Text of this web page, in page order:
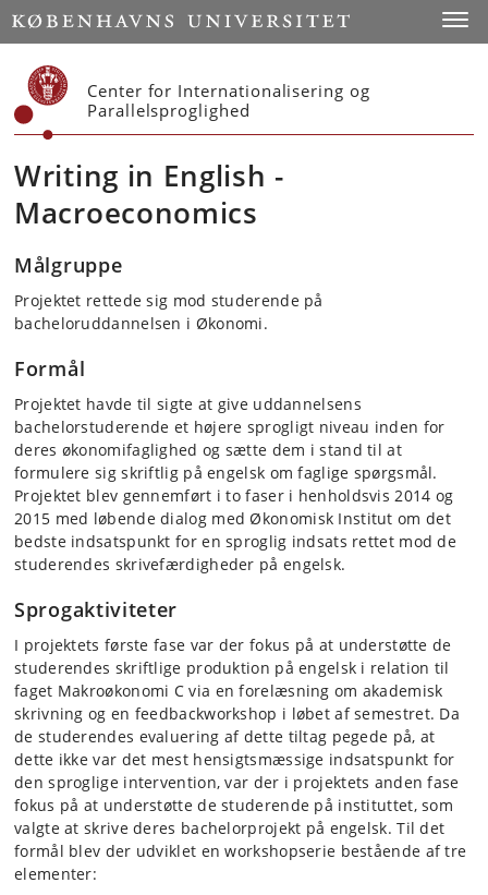
Start
Center for Internationalisering og
Parallelsproglighed
Writing in English -
Macroeconomics
Målgruppe
Projektet rettede sig mod studerende på
bacheloruddannelsen i Økonomi.
Formål
Projektet havde til sigte at give uddannelsens
bachelorstuderende et højere sprogligt niveau inden for
deres økonomifaglighed og sætte dem i stand til at
formulere sig skriftlig på engelsk om faglige spørgsmål.
Projektet blev gennemført i to faser i henholdsvis 2014 og
2015 med løbende dialog med Økonomisk Institut om det
bedste indsatspunkt for en sproglig indsats rettet mod de
studerendes skrivefærdigheder på engelsk.
Sprogaktiviteter
I projektets første fase var der fokus på at understøtte de
studerendes skriftlige produktion på engelsk i relation til
faget Makroøkonomi C via en forelæsning om akademisk
skrivning og en feedbackworkshop i løbet af semestret. Da
de studerendes evaluering af dette tiltag pegede på, at
dette ikke var det mest hensigtsmæssige indsatspunkt for
den sproglige intervention, var der i projektets anden fase
fokus på at understøtte de studerende på instituttet, som
valgte at skrive deres bachelorprojekt på engelsk. Til det
formål blev der udviklet en workshopserie bestående af tre
elementer: